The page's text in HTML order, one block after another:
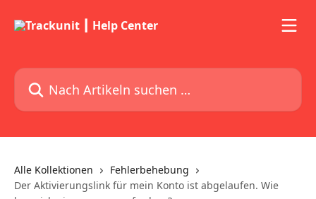
Nach Artikeln suchen …
Alle Kollektionen
Fehlerbehebung
Der Aktivierungslink für mein Konto ist abgelaufen. Wie